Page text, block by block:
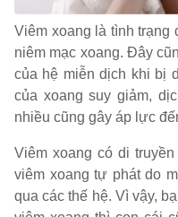
Viêm xoang là tình trạng
niêm mạc xoang. Đây
của hệ miễn dịch khi bị
của xoang suy giảm,
nhiều cũng gây áp lực
Viêm xoang có di
viêm xoang tự phát do
qua các thế hệ. Vì vậy,